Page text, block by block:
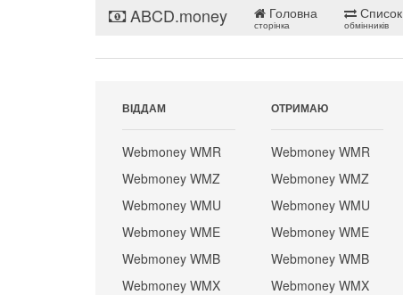
ABCD.money Головна
сторінка
Список
обмінників
ВІДДАМ
Webmoney WMR
Webmoney WMZ
Webmoney WMU
Webmoney WME
Webmoney WMB
Webmoney WMX
ОТРИМАЮ
Webmoney WMR
Webmoney WMZ
Webmoney WMU
Webmoney WME
Webmoney WMB
Webmoney WMX